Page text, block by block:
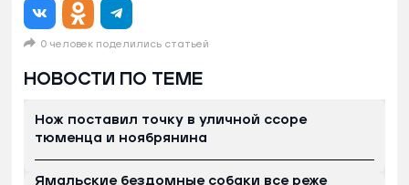
0 человек поделились статьей
НОВОСТИ ПО ТЕМЕ
Нож поставил точку в уличной ссоре
тюменца и ноябрянина
Ямальские бездомные собаки все реже